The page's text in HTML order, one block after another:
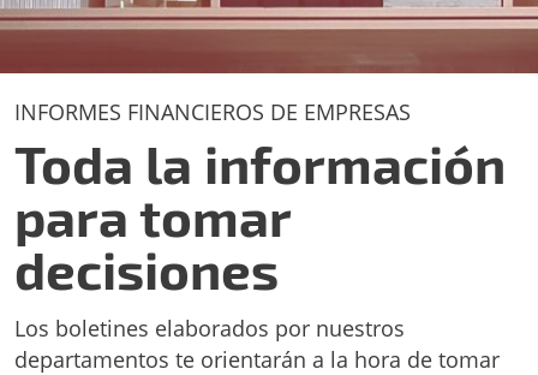
INFORMES FINANCIEROS DE EMPRESAS
Toda la información
para tomar
decisiones
Los boletines elaborados por nuestros
departamentos te orientarán a la hora de tomar